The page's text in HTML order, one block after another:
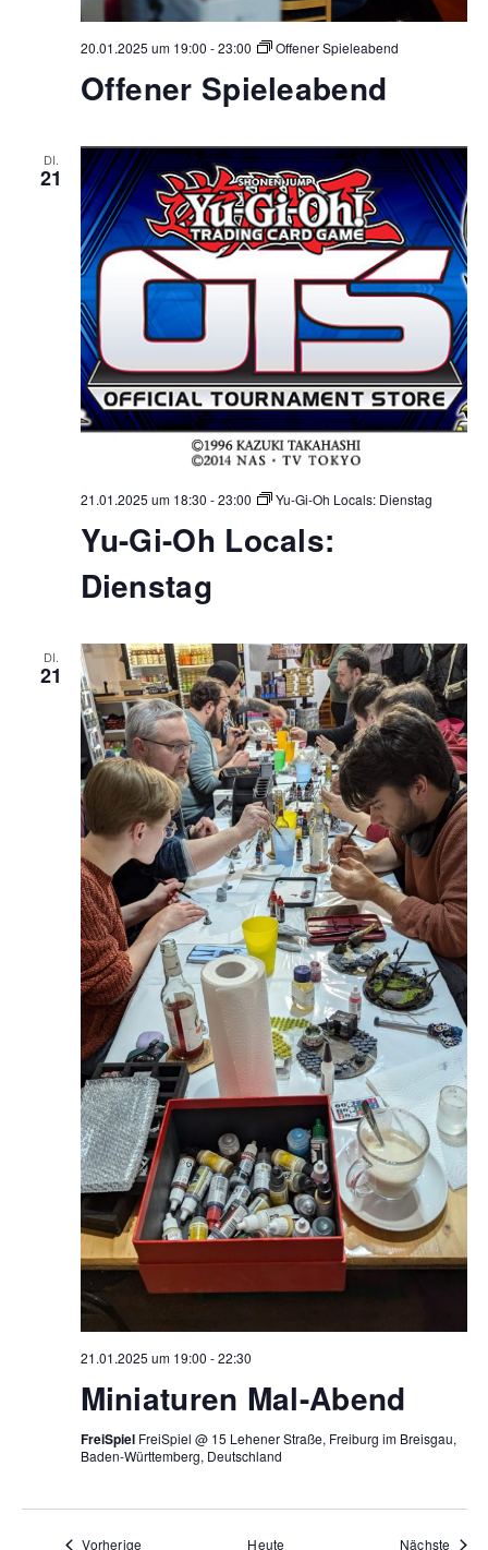
20.01.2025 um 19:00 -23:00 Offener Spieleabend
Offener Spieleabend
DI.
21
21.01.2025 um 18:30 -23:00 Yu-Gi-Oh Locals: Dienstag
Yu-Gi-Oh Locals:
Dienstag
DI.
21
21.01.2025 um 19:00 -22:30
Miniaturen Mal-Abend
FreiSpiel FreiSpiel @ 15 Lehener Straße, Freiburg im Breisgau,
Baden-Württemberg, Deutschland
Vorherige Heute Nächste